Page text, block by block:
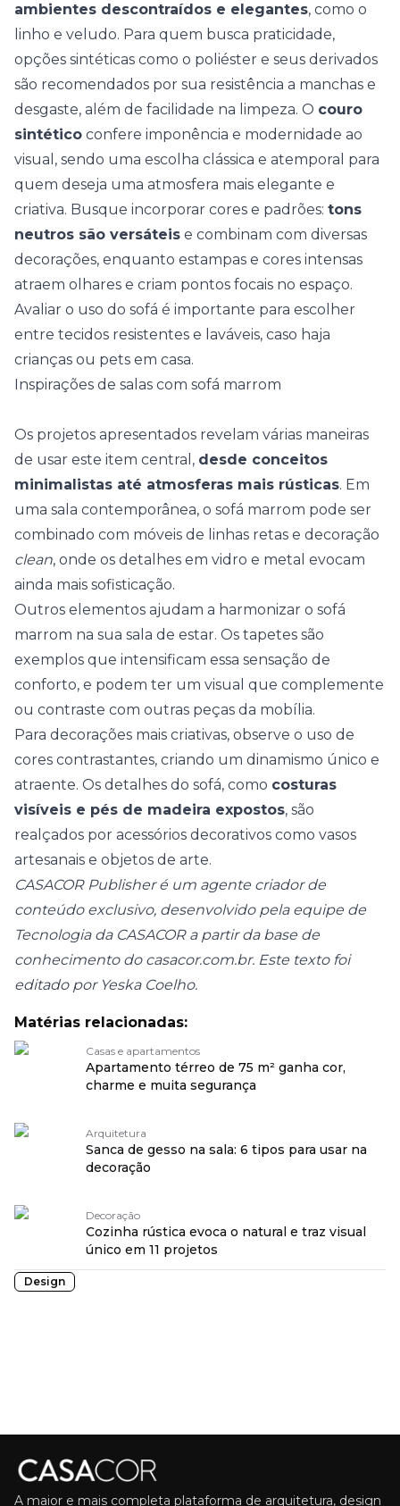
ambientes descontraídos e elegantes, como o
linho e veludo. Para quem busca praticidade,
opções sintéticas como o poliéster e seus derivados
são recomendados por sua resistência a manchas e
desgaste, além de facilidade na limpeza. O couro
sintético confere imponência e modernidade ao
visual, sendo uma escolha clássica e atemporal para
quem deseja uma atmosfera mais elegante e
criativa. Busque incorporar cores e padrões: tons
neutros são versáteis e combinam com diversas
decorações, enquanto estampas e cores intensas
atraem olhares e criam pontos focais no espaço.
Avaliar o uso do sofá é importante para escolher
entre tecidos resistentes e laváveis, caso haja
crianças ou pets em casa.
Inspirações de salas com sofá marrom
Os projetos apresentados revelam várias maneiras
de usar este item central, desde conceitos
minimalistas até atmosferas mais rústicas. Em
uma sala contemporânea, o sofá marrom pode ser
combinado com móveis de linhas retas e decoração
clean, onde os detalhes em vidro e metal evocam
ainda mais sofisticação.
Outros elementos ajudam a harmonizar o sofá
marrom na sua sala de estar. Os tapetes são
exemplos que intensificam essa sensação de
conforto, e podem ter um visual que complemente
ou contraste com outras peças da mobília.
Para decorações mais criativas, observe o uso de
cores contrastantes, criando um dinamismo único e
atraente. Os detalhes do sofá, como costuras
visíveis e pés de madeira expostos, são
realçados por acessórios decorativos como vasos
artesanais e objetos de arte.
CASACOR Publisher é um agente criador de
conteúdo exclusivo, desenvolvido pela equipe de
Tecnologia da CASACOR a partir da base de
conhecimento do casacor.com.br. Este texto foi
editado por Yeska Coelho.
Matérias relacionadas:
Casas e apartamentos
Apartamento térreo de 75 m² ganha cor,
charme e muita segurança
Arquitetura
Sanca de gesso na sala: 6 tipos para usar na
decoração
Decoração
Cozinha rústica evoca o natural e traz visual
único em 11 projetos
Design
A maior e mais completa plataforma de arquitetura, design